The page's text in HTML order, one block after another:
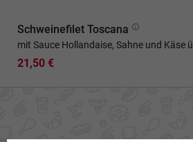
Schweinefilet Toscana
mit Sauce Hollandaise, Sahne und Käse
21,50 €